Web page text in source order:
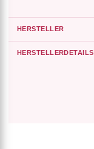
HERSTELLER
HERSTELLERDETAILS